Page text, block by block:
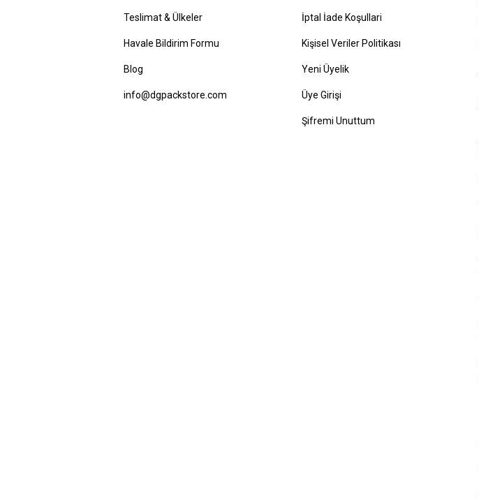
Teslimat & Ülkeler
Havale Bildirim Formu
Blog
info@dgpackstore.com
İptal İade Koşullari
Kişisel Veriler Politikası
Yeni Üyelik
Üye Girişi
Şifremi Unuttum